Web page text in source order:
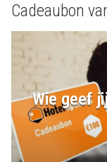
Cadeaubon
Wie geef